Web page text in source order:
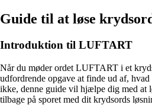
Guide til at løse
Introduktion til LUFTART
Når du møder ordet LUFTART i et
udfordrende opgave at finde ud af,
ikke, denne guide vil hjælpe dig med at
tilbage på sporet med dit krydsords